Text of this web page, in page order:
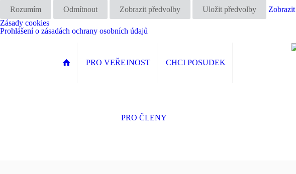
Rozumím
Odmítnout Zobrazit předvolby Uložit předvolby
Zásady cookies
Prohlášení o zásadách ochrany osobních údajů
PRO VEŘEJNOST CHCI POSUDEK
PRO ČLENY